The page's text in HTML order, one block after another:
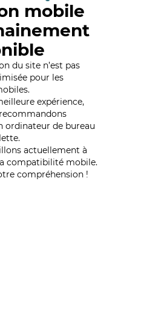
mobile
du site n’est pas
pour les
expérience,
ordinateur de bureau
actuellement à
compatibilité mobile.
compréhension !